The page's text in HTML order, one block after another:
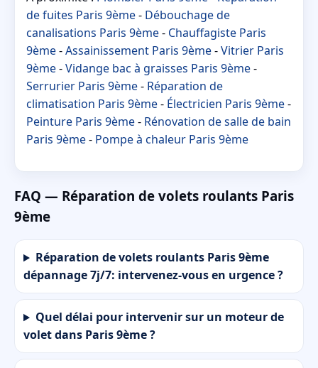
de fuites Paris 9ème- Débouchage de
canalisations Paris 9ème- Chauffagiste Paris
9ème-Assainissement Paris 9ème-Vitrier Paris
9ème-Vidange bac à graisses Paris 9ème-
Serrurier Paris 9ème- Réparation de
climatisation Paris 9ème- Électricien Paris 9ème-
Peinture Paris 9ème- Rénovation de salle de bain
Paris 9ème- Pompe à chaleur Paris 9ème
FAQ — Réparation de volets roulants Paris
9ème
Réparation de volets roulants Paris 9ème
dépannage 7j/7: intervenez-vous en urgence ?
Quel délai pour intervenir sur un moteur de
volet dans Paris 9ème ?